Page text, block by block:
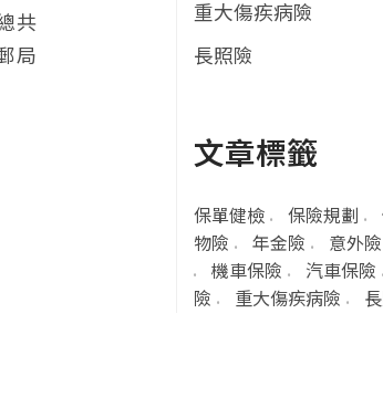
共
局
重大傷疾病險
長照險
文章標籤
保單健檢 保險規劃
物險
年金險 意外險
機車保險
汽車保險
險
重大傷疾病險